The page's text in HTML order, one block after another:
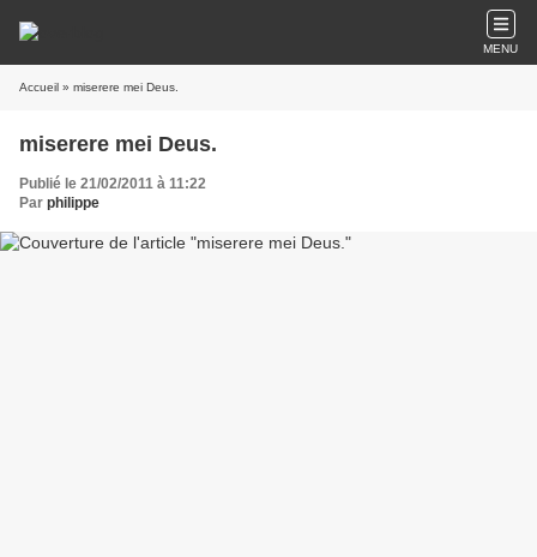
MENU
Accueil » miserere mei Deus.
miserere mei Deus.
Publié le 21/02/2011 à 11:22
Par philippe